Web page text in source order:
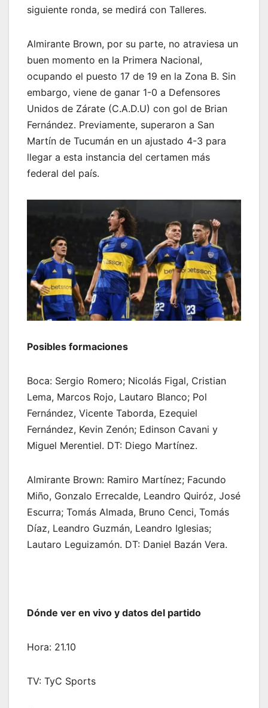
siguiente ronda, se medirá con Talleres.
Almirante Brown, por su parte, no atraviesa un
buen momento en la Primera Nacional,
ocupando el puesto 17 de 19 en la Zona B. Sin
embargo, viene de ganar 1-0 a Defensores
Unidos de Zárate (C.A.D.U) con gol de Brian
Fernández. Previamente, superaron a San
Martín de Tucumán en un ajustado 4-3 para
llegar a esta instancia del certamen más
federal del país.
Posibles formaciones
Boca: Sergio Romero; Nicolás Figal, Cristian
Lema, Marcos Rojo, Lautaro Blanco; Pol
Fernández, Vicente Taborda, Ezequiel
Fernández, Kevin Zenón; Edinson Cavani y
Miguel Merentiel. DT: Diego Martínez.
Almirante Brown: Ramiro Martínez; Facundo
Miño, Gonzalo Errecalde, Leandro Quiróz, José
Escurra; Tomás Almada, Bruno Cenci, Tomás
Díaz, Leandro Guzmán, Leandro Iglesias;
Lautaro Leguizamón. DT: Daniel Bazán Vera.
Dónde ver en vivo y datos del partido
Hora: 21.10
TV: TyC Sports